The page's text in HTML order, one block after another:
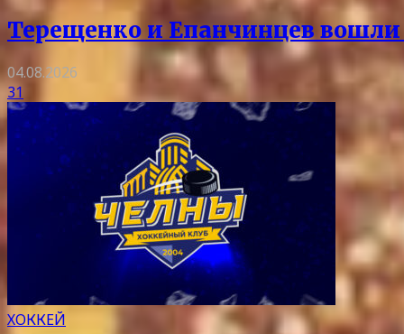
Терещенко и Епанчинцев вошли
04.08.2026
31
ХОККЕЙ